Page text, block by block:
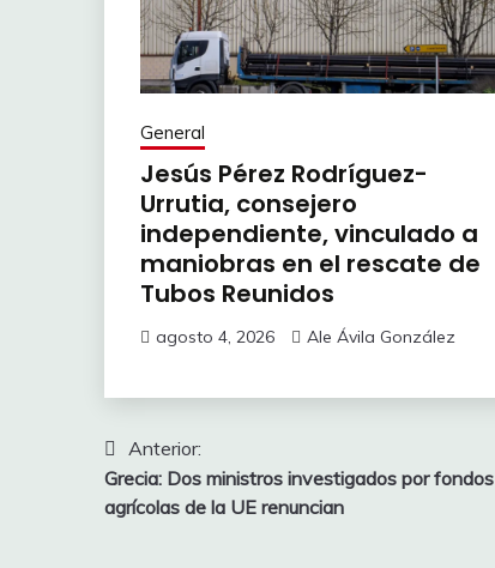
General
Jesús Pérez Rodríguez-
Urrutia, consejero
independiente, vinculado a
maniobras en el rescate de
Tubos Reunidos
agosto 4, 2026 Ale Ávila González
Navegación
de
Anterior:
Grecia: Dos ministros investigados por fondos
agrícolas de la UE renuncian